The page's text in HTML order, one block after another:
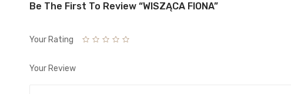
Be The First To Review “WISZĄCA FIONA”
Your Rating
Your Review